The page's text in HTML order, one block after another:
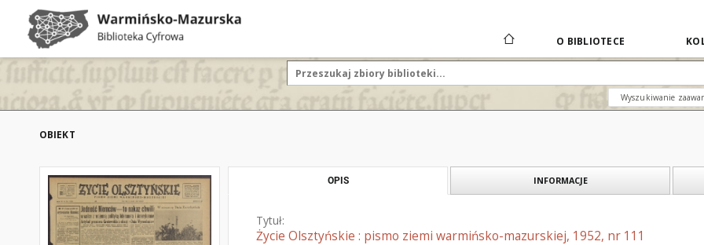
O BIBLIOTECE
Wyszukiwanie
OBIEKT
OPIS INFORMACJE
Tytuł:
Życie Olsztyńskie : pismo ziemi warmińsko-mazurskiej, 1952, nr 111